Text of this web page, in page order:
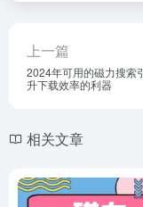
上一篇
2024年可用的磁力搜索
升下载效率的利器
相关文章